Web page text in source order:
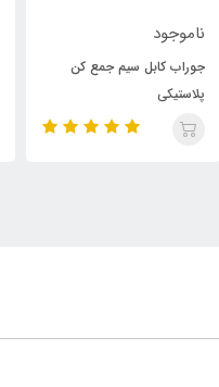
ناموجود
جوراب کابل سیم جمع کن
پلاستیکی